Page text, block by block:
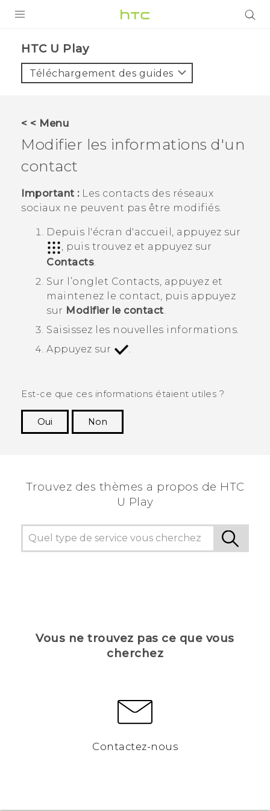
VIVE
VIVERSE
ASSISTANCE
Appareils HTC & Accessoires
HTC U Play‎
Téléchargement des guides
< < Menu
Modifier les informations d'un
contact
Important :Les contacts des réseaux
sociaux ne peuvent pas être modifiés.
Depuis l'écran d'accueil , appuyez sur
, puis trouvez et appuyez sur
Contacts
Sur l’onglet Contacts , appuyez et
maintenez le contact, puis appuyez
sur Modifier le contact
Saisissez les nouvelles informations.
Appuyez sur
Est-ce que ces informations étaient utiles ?
Oui
Non
Trouvez des thèmes a propos de HTC
U Play
Vous ne trouvez pas ce que vous
cherchez
Contactez-nous